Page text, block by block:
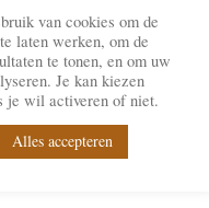
van cookies om de
laten werken, om de
te tonen, en om uw
Je kan kiezen
je wil activeren of niet.
Alles accepteren